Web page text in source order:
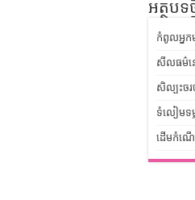
អត្ថបទថ្
កំពូលអ្នក
សីលធម៌នៅ
សិល្បះចរ
ទំលៀមទ
ដើមកំណើ